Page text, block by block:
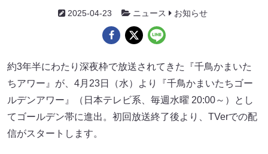
2025-04-23 ニュース お知らせ
約3年半にわたり深夜枠で放送されてきた『千鳥かまいた
ちアワー』が、4月23日（水）より『千鳥かまいたちゴー
ルデンアワー』（日本テレビ系、毎週水曜 20:00～）とし
てゴールデン帯に進出。初回放送終了後より、TVerでの配
信がスタートします。